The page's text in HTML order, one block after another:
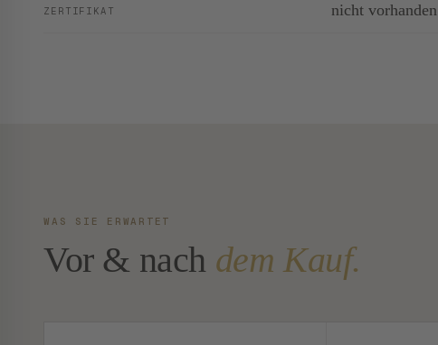
ZERTIFIKAT nicht vorhanden
WAS SIE ERWARTET
Vor & nach dem Kauf.